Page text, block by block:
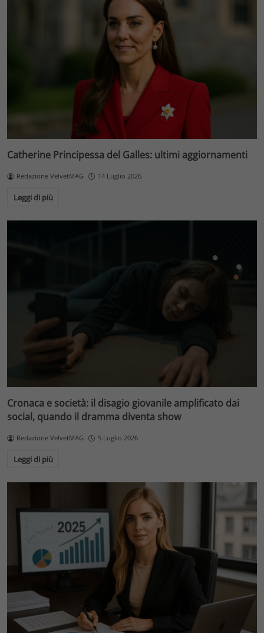
Catherine Principessa del Galles: ultimi aggiornamenti
Redazione VelvetMAG 14 Luglio 2026
Leggi di più
Cronaca e società: il disagio giovanile amplificato dai
social, quando il dramma diventa show
Redazione VelvetMAG 5 Luglio 2026
Leggi di più